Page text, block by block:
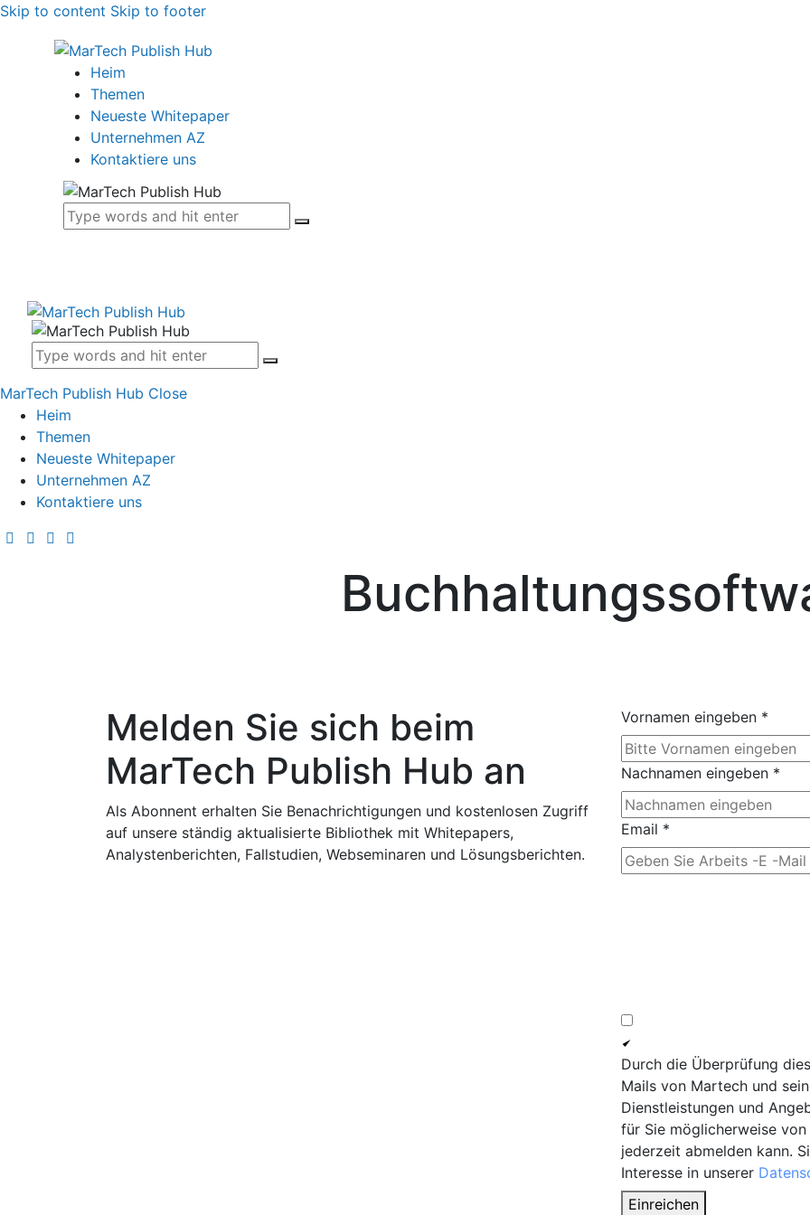
Skip to content Skip to footer
Heim
Themen
Neueste Whitepaper
Unternehmen AZ
Kontaktiere uns
MarTech Publish Hub Close
Heim
Themen
Neueste Whitepaper
Unternehmen AZ
Kontaktiere uns
Melden Sie sich beim
MarTech Publish Hub an
Als Abonnent erhalten Sie Benachrichtigungen und kostenlosen Zugriff
auf unsere ständig aktualisierte Bibliothek mit Whitepapers,
Analystenberichten, Fallstudien, Webseminaren und Lösungsberichten.
Vornamen eingeben *
Nachnamen eingeben *
Email *
Durch die Überprüfung
Mails von Martech und
Dienstleistungen und
für Sie möglicherweise
jederzeit abmelden kann.
Interesse in unserer
Einreichen